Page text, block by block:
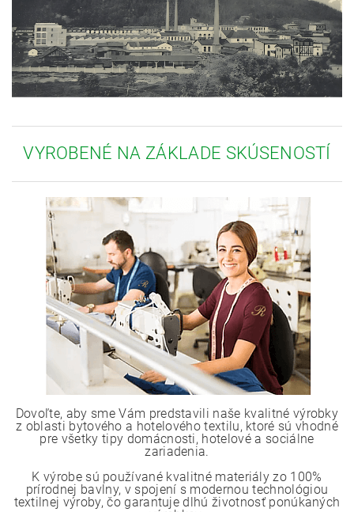
VYROBENÉ NA ZÁKLADE SKÚSENOSTÍ
Dovoľte, aby sme Vám predstavili naše kvalitné výrobky
z oblasti bytového a hotelového textilu, ktoré sú vhodné
pre všetky tipy domácnosti, hotelové a sociálne
zariadenia.
K výrobe sú používané kvalitné materiály zo 100%
prírodnej bavlny, v spojení s modernou technológiou
textilnej výroby, čo garantuje dlhú životnosť ponúkaných